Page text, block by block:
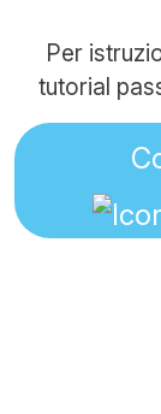
Per
tutorial